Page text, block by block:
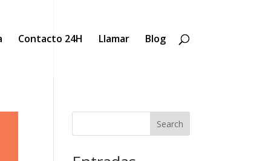
Contacto 24H Llamar Blog
Search